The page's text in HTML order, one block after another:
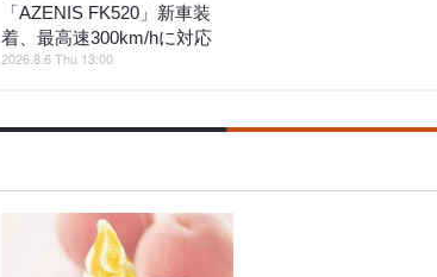
「AZENIS FK520」新車装
着、最高速300km/hに対応
2026.8.6 Thu 13:00